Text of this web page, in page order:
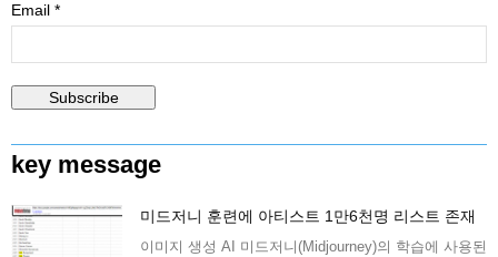
Email *
key message
미드저니 훈련에 아티스트 1만6천명 리스트 존재
이미지 생성 AI 미드저니(Midjourney)의 학습에 사용된